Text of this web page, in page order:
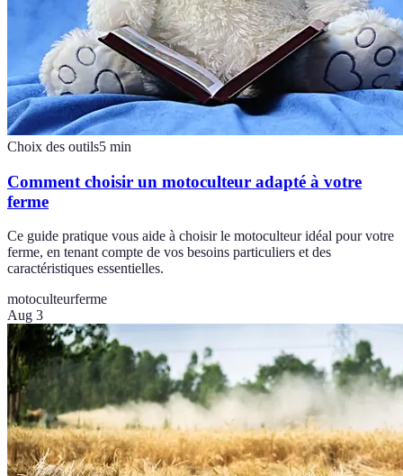
Choix des outils5 min
Comment choisir un motoculteur adapté à votre
ferme
Ce guide pratique vous aide à choisir le motoculteur idéal pour votre
ferme, en tenant compte de vos besoins particuliers et des
caractéristiques essentielles.
motoculteurferme
Aug 3